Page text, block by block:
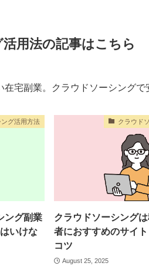
用法の記事はこちら
宅副業。クラウドソーシング
グ活用方法
ング副業
いけな
クラウド
クラウドソーシング
者におすすめのサイ
コツ
August 25, 2025